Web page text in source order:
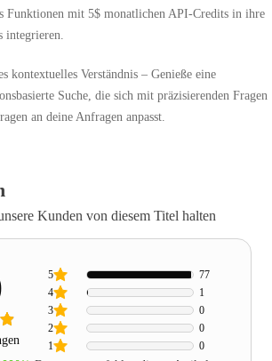
Funktionen mit 5$ monatlichen API-Credits in ihre
kontextuelles Verständnis – Genieße eine
Suche, die sich mit präzisierenden Fragen
an deine Anfragen anpasst.
Kunden von diesem Titel halten
1 0
2 0
3 0
4 1
5 77